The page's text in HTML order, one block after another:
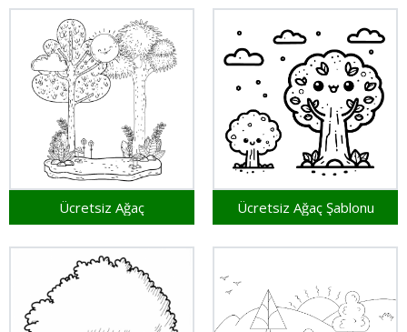
Ücretsiz Ağaç Ücretsiz Ağaç Şablonu